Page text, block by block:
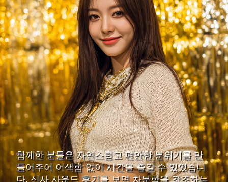
함께한 분들은 자연스럽고 편안한 분위기를 만
들어주어 어색함 없이 시간을 즐길 수 있었습니
다. 신사 사운드 후기를 보면 차분함을 강조하는